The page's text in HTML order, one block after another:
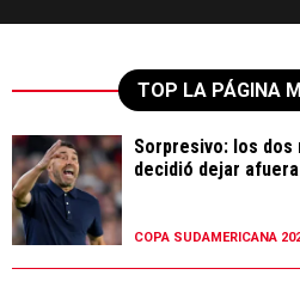
TOP LA PÁGINA
Sorpresivo: los
decidió dejar
COPA SUDAMERICANA